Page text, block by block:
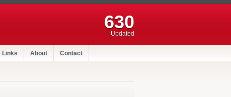
630
Updated
Links About Contact